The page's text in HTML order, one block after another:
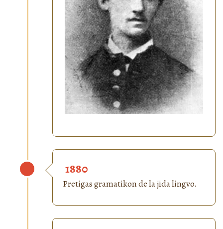
1880
Pretigas gramatikon de la jida lingvo.